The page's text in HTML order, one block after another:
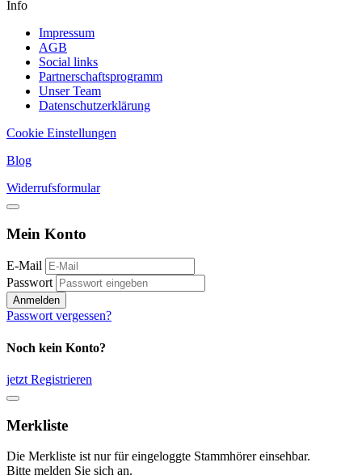
Info
Impressum
AGB
Social links
Partnerschaftsprogramm
Unser Team
Datenschutzerklärung
Cookie Einstellungen
Blog
Widerrufsformular
Mein Konto
E-Mail
Passwort
Anmelden
Passwort vergessen?
Noch kein Konto?
jetzt Registrieren
Merkliste
Die Merkliste ist nur für eingeloggte Stammhörer einsehbar.
Bitte melden Sie sich an.